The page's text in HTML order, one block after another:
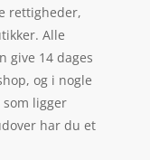
rettigheder,
Alle
give 14 dages
og i nogle
ligger
har du et